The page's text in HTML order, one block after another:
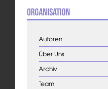
Organisation
Autoren
Über Uns
Archiv
Team